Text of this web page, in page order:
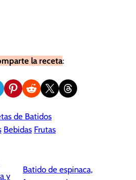
la receta:
en Telegram
Compartir en Pinterest
Compartir en Reddit
Compartir en X Share on Threads
de Batidos
Bebidas Frutas
y
Batido de espinaca,